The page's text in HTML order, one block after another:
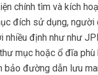
chính tìm và kích
đích sử dụng, người
định như như
mục hoặc ổ đĩa
bảo đường dẫn lưu